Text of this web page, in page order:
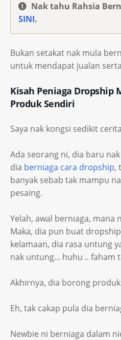
Nak tahu Rahsia
SINI.
Bukan setakat nak mula
untuk mendapat jualan
Kisah Peniaga Dropship
Produk Sendiri
Saya nak kongsi sedikit
Ada seorang ni, dia baru
dia berniaga cara dropship,
banyak sebab tak mampu
pesaing.
Yelah, awal berniaga, mana
Maka, dia pun buat
kelamaan, dia rasa untung
nak untung... huhu .. faham
Akhirnya, dia borong
Eh, tak cakap pula dia
Newbie ni berniaga dalam